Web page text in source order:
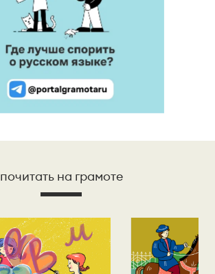
почитать на грамоте